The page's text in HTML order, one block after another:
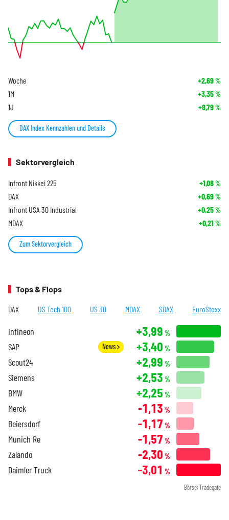
Woche +2,69%
1M +3,35%
1J +8,79%
DAX Index Kennzahlen und Details
Sektorvergleich
Infront Nikkei 225 +1,08%
DAX +0,69%
Infront USA 30 Industrial +0,25%
MDAX +0,21 %
Zum Sektorvergleich
Tops & Flops
DAX US Tech 100 US 30 MDAX SDAX EuroStoxx
Infineon +3,99 %
SAP News +3,40 %
Scout24 +2,99 %
Siemens +2,53 %
BMW +2,25 %
Merck -1,13 %
Beiersdorf -1,17 %
Munich Re -1,57 %
Zalando -2,30 %
Daimler Truck -3,01 %
Börse: Tradegate